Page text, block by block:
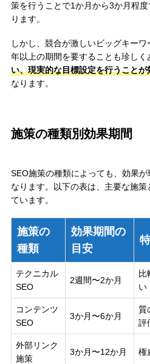
策を行うことで1か月から3か月程
ります。
しかし、競合が激しいビッグキー
年以上の期間を要することも珍しく
い、現実的な目標設定を行うこと
なります。
施策の種類別効果期間
SEO施策の種類によっても、効果
なります。以下の表は、主要な施
ています。
施策の
種類
効果期間の
目安
テクニカル
SEO
2週間〜2か月
比
い
コンテンツ
SEO
3か月〜6か月
質
評
外部リンク
施策
3か月〜12か月 権